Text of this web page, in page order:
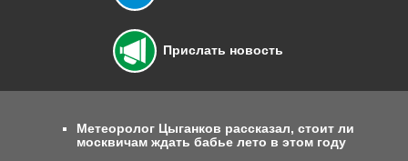
Прислать новость
Метеоролог Цыганков рассказал, стоит ли
москвичам ждать бабье лето в этом году